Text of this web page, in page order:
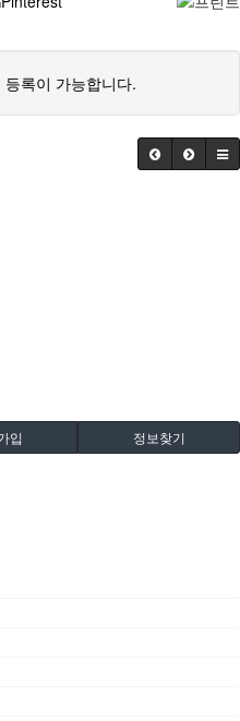
록이 가능합니다.
입 정보찾기